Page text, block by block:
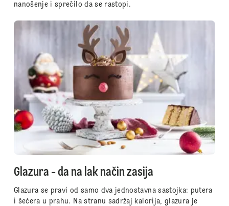
nanošenje i sprečilo da se rastopi.
Glazura - da na lak način zasija
Glazura se pravi od samo dva jednostavna sastojka: putera
i šećera u prahu. Na stranu sadržaj kalorija, glazura je